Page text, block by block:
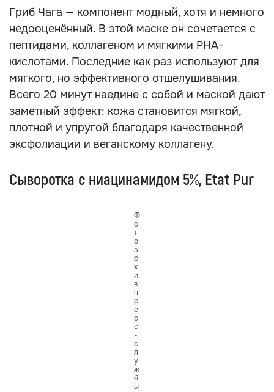
Гриб Чага — компонент модный, хотя и немного
недооценённый. В этой маске он сочетается с
пептидами, коллагеном и мягкими PHA-
кислотами. Последние как раз используют для
мягкого, но эффективного отшелушивания.
Всего 20 минут наедине с собой и маской дают
заметный эффект: кожа становится мягкой,
плотной и упругой благодаря качественной
эксфолиации и веганскому коллагену.
Сыворотка с ниацинамидом 5%, Etat Pur
Ф
о
т
о:
а
р
х
и
в
п
р
е
с
с
-
с
л
у
ж
б
ы